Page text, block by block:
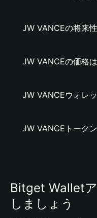
JW VANCEの将来
JW VANCEの価格
JW VANCEウォレ
JW VANCEトーク
Bitget Wallet
しましょう